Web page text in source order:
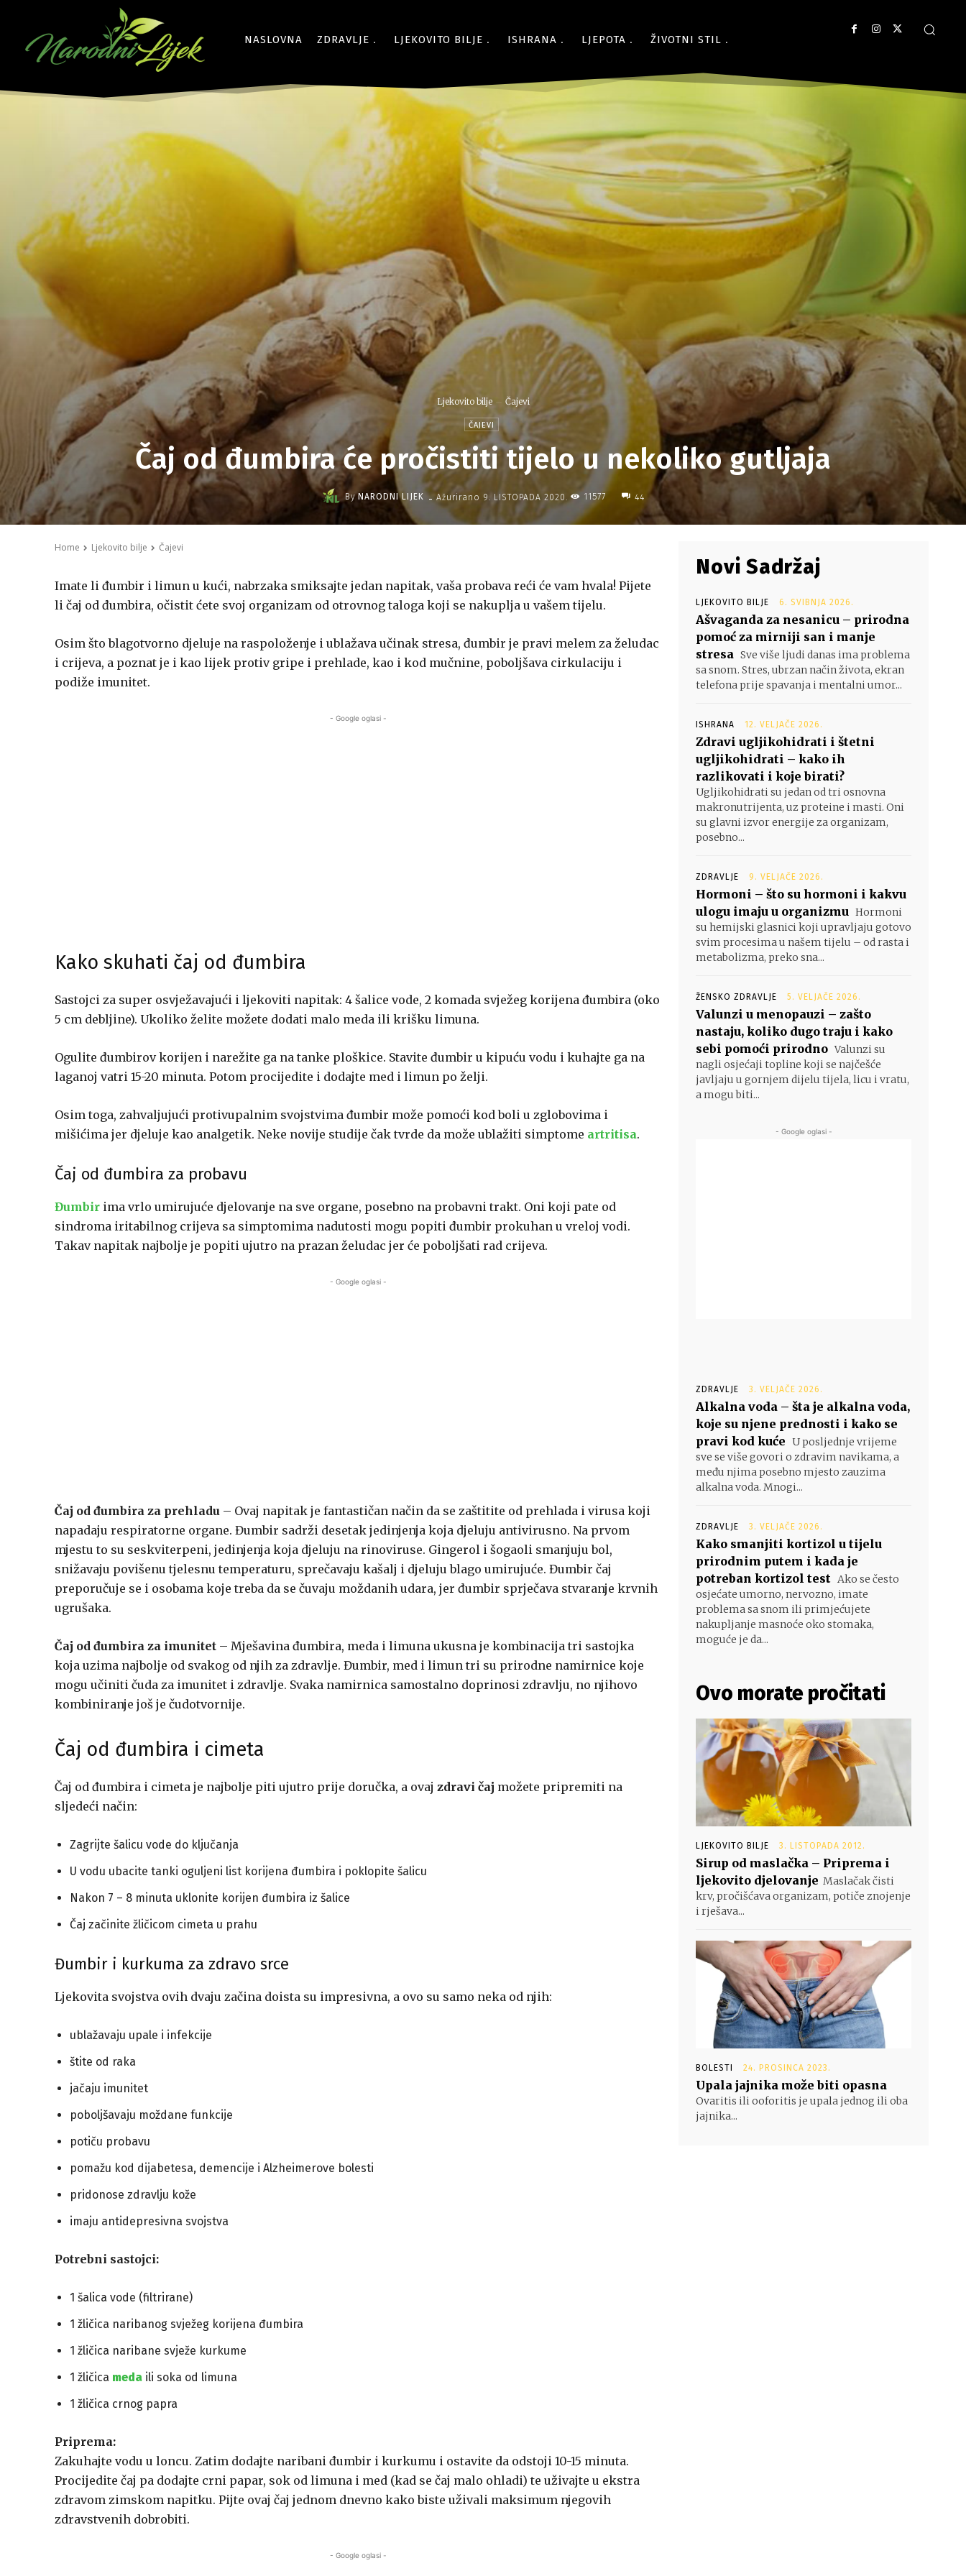
NASLOVNA ZDRAVLJE LJEKOVITO BILJE ISHRANA LJEPOTA ŽIVOTNI STIL
Ljekovito bilje Čajevi
ČAJEVI
Čaj od đumbira će pročistiti tijelo u nekoliko gutljaja
By NARODNI LIJEK - Ažurirano 9. LISTOPADA 2020. 11577 44
Home Ljekovito bilje Čajevi
Imate li đumbir i limun u kući, nabrzaka smiksajte jedan napitak, vaša probava reći će vam hvala! Pijete
li čaj od đumbira, očistit ćete svoj organizam od otrovnog taloga koji se nakuplja u vašem tijelu.
Osim što blagotvorno djeluje na raspoloženje i ublažava učinak stresa, đumbir je pravi melem za želudac
i crijeva, a poznat je i kao lijek protiv gripe i prehlade, kao i kod mučnine, poboljšava cirkulaciju i
podiže imunitet.
- Google oglasi -
Kako skuhati čaj od đumbira
Sastojci za super osvježavajući i ljekoviti napitak: 4 šalice vode, 2 komada svježeg korijena đumbira (oko
5 cm debljine). Ukoliko želite možete dodati malo meda ili krišku limuna.
Ogulite đumbirov korijen i narežite ga na tanke ploškice. Stavite đumbir u kipuću vodu i kuhajte ga na
laganoj vatri 15-20 minuta. Potom procijedite i dodajte med i limun po želji.
Osim toga, zahvaljujući protivupalnim svojstvima đumbir može pomoći kod boli u zglobovima i
mišićima jer djeluje kao analgetik. Neke novije studije čak tvrde da može ublažiti simptome artritisa.
Čaj od đumbira za probavu
Đumbir ima vrlo umirujuće djelovanje na sve organe, posebno na probavni trakt. Oni koji pate od
sindroma iritabilnog crijeva sa simptomima nadutosti mogu popiti đumbir prokuhan u vreloj vodi.
Takav napitak najbolje je popiti ujutro na prazan želudac jer će poboljšati rad crijeva.
- Google oglasi -
Čaj od đumbira za prehladu – Ovaj napitak je fantastičan način da se zaštitite od prehlada i virusa koji
napadaju respiratorne organe. Đumbir sadrži desetak jedinjenja koja djeluju antivirusno. Na prvom
mjestu to su seskviterpeni, jedinjenja koja djeluju na rinoviruse. Gingerol i šogaoli smanjuju bol,
snižavaju povišenu tjelesnu temperaturu, sprečavaju kašalj i djeluju blago umirujuće. Đumbir čaj
preporučuje se i osobama koje treba da se čuvaju moždanih udara, jer đumbir sprječava stvaranje krvnih
ugrušaka.
Čaj od đumbira za imunitet – Mješavina đumbira, meda i limuna ukusna je kombinacija tri sastojka
koja uzima najbolje od svakog od njih za zdravlje. Đumbir, med i limun tri su prirodne namirnice koje
mogu učiniti čuda za imunitet i zdravlje. Svaka namirnica samostalno doprinosi zdravlju, no njihovo
kombiniranje još je čudotvornije.
Čaj od đumbira i cimeta
Čaj od đumbira i cimeta je najbolje piti ujutro prije doručka, a ovaj zdravi čaj možete pripremiti na
sljedeći način:
Zagrijte šalicu vode do ključanja
U vodu ubacite tanki oguljeni list korijena đumbira i poklopite šalicu
Nakon 7 – 8 minuta uklonite korijen đumbira iz šalice
Čaj začinite žličicom cimeta u prahu
Đumbir i kurkuma za zdravo srce
Ljekovita svojstva ovih dvaju začina doista su impresivna, a ovo su samo neka od njih:
ublažavaju upale i infekcije
štite od raka
jačaju imunitet
poboljšavaju moždane funkcije
potiču probavu
pomažu kod dijabetesa, demencije i Alzheimerove bolesti
pridonose zdravlju kože
imaju antidepresivna svojstva
Potrebni sastojci:
1 šalica vode (filtrirane)
1 žličica naribanog svježeg korijena đumbira
1 žličica naribane svježe kurkume
1 žličica meda ili soka od limuna
1 žličica crnog papra
Priprema:
Zakuhajte vodu u loncu. Zatim dodajte naribani đumbir i kurkumu i ostavite da odstoji 10-15 minuta.
Procijedite čaj pa dodajte crni papar, sok od limuna i med (kad se čaj malo ohladi) te uživajte u ekstra
zdravom zimskom napitku. Pijte ovaj čaj jednom dnevno kako biste uživali maksimum njegovih
zdravstvenih dobrobiti.
- Google oglasi -
Novi Sadržaj
LJEKOVITO BILJE 6. SVIBNJA 2026.
Ašvaganda za nesanicu – prirodna
pomoć za mirniji san i manje
stresa Sve više ljudi danas ima problema
sa snom. Stres, ubrzan način života, ekran
telefona prije spavanja i mentalni umor...
ISHRANA 12. VELJAČE 2026.
Zdravi ugljikohidrati i štetni
ugljikohidrati – kako ih
razlikovati i koje birati?
Ugljikohidrati su jedan od tri osnovna
makronutrijenta, uz proteine i masti. Oni
su glavni izvor energije za organizam,
posebno...
ZDRAVLJE 9. VELJAČE 2026.
Hormoni – što su hormoni i kakvu
ulogu imaju u organizmu Hormoni
su hemijski glasnici koji upravljaju gotovo
svim procesima u našem tijelu – od rasta i
metabolizma, preko sna...
ŽENSKO ZDRAVLJE 5. VELJAČE 2026.
Valunzi u menopauzi – zašto
nastaju, koliko dugo traju i kako
sebi pomoći prirodno Valunzi su
nagli osjećaji topline koji se najčešće
javljaju u gornjem dijelu tijela, licu i vratu,
a mogu biti...
- Google oglasi -
ZDRAVLJE 3. VELJAČE 2026.
Alkalna voda – šta je alkalna voda,
koje su njene prednosti i kako se
pravi kod kuće U posljednje vrijeme
sve se više govori o zdravim navikama, a
među njima posebno mjesto zauzima
alkalna voda. Mnogi...
ZDRAVLJE 3. VELJAČE 2026.
Kako smanjiti kortizol u tijelu
prirodnim putem i kada je
potreban kortizol test Ako se često
osjećate umorno, nervozno, imate
problema sa snom ili primjećujete
nakupljanje masnoće oko stomaka,
moguće je da...
Ovo morate pročitati
LJEKOVITO BILJE 3. LISTOPADA 2012.
Sirup od maslačka – Priprema i
ljekovito djelovanje Maslačak čisti
krv, pročišćava organizam, potiče znojenje
i rješava...
BOLESTI 24. PROSINCA 2023.
Upala jajnika može biti opasna
Ovaritis ili ooforitis je upala jednog ili oba
jajnika...